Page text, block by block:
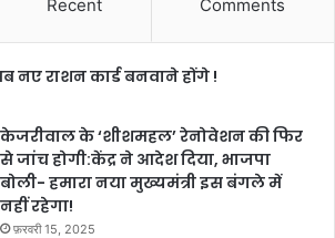
Recent Comments
नए राशन कार्ड बनवाने होंगे !
केजरीवाल के ‘शीशमहल’ रेनोवेशन की फिर
से जांच होगी:केंद्र ने आदेश दिया, भाजपा
बोली- हमारा नया मुख्यमंत्री इस बंगले में
नहीं रहेगा!
फ़रवरी 15, 2025